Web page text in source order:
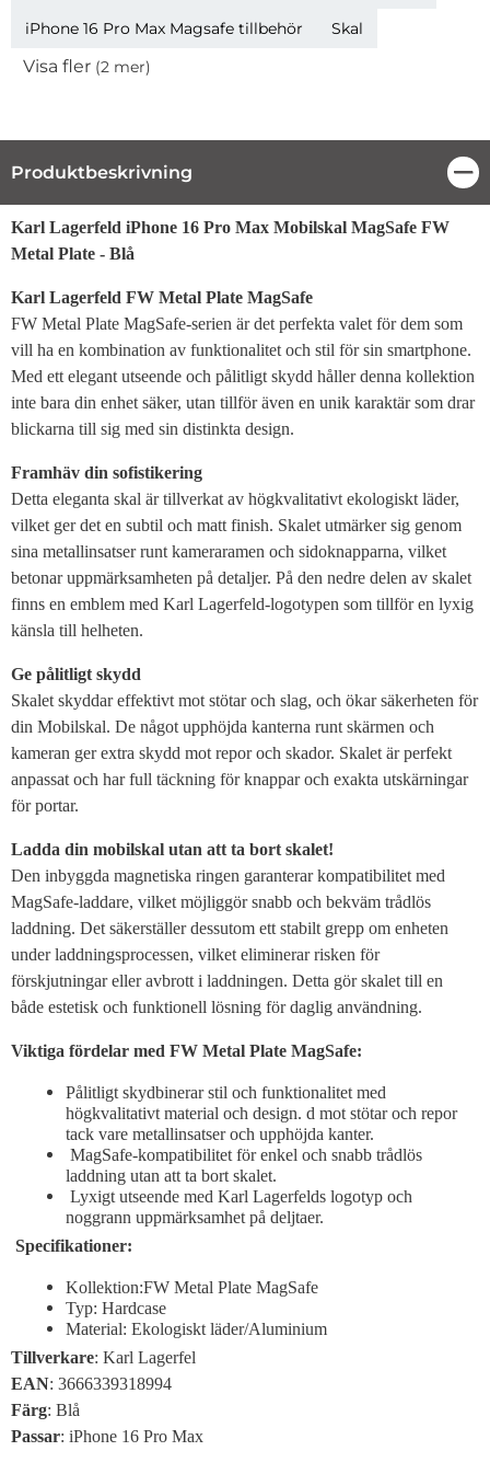
iPhone 16 Pro Max Magsafe tillbehör
Skal
Visa fler (2 mer)
Produktbeskrivning
Produktbeskrivning
Karl Lagerfeld iPhone 16 Pro Max Mobilskal MagSafe FW
Metal Plate - Blå
Karl Lagerfeld FW Metal Plate MagSafe
FW Metal Plate MagSafe-serien är det perfekta valet för dem som
vill ha en kombination av funktionalitet och stil för sin smartphone.
Med ett elegant utseende och pålitligt skydd håller denna kollektion
inte bara din enhet säker, utan tillför även en unik karaktär som drar
blickarna till sig med sin distinkta design.
Framhäv din sofistikering
Detta eleganta skal är tillverkat av högkvalitativt ekologiskt läder,
vilket ger det en subtil och matt finish. Skalet utmärker sig genom
sina metallinsatser runt kameraramen och sidoknapparna, vilket
betonar uppmärksamheten på detaljer. På den nedre delen av skalet
finns en emblem med Karl Lagerfeld-logotypen som tillför en lyxig
känsla till helheten.
Ge pålitligt skydd
Skalet skyddar effektivt mot stötar och slag, och ökar säkerheten för
din Mobilskal. De något upphöjda kanterna runt skärmen och
kameran ger extra skydd mot repor och skador. Skalet är perfekt
anpassat och har full täckning för knappar och exakta utskärningar
för portar.
Ladda din mobilskal utan att ta bort skalet!
Den inbyggda magnetiska ringen garanterar kompatibilitet med
MagSafe-laddare, vilket möjliggör snabb och bekväm trådlös
laddning. Det säkerställer dessutom ett stabilt grepp om enheten
under laddningsprocessen, vilket eliminerar risken för
förskjutningar eller avbrott i laddningen. Detta gör skalet till en
både estetisk och funktionell lösning för daglig användning.
Viktiga fördelar med FW Metal Plate MagSafe:
Pålitligt skydbinerar stil och funktionalitet med
högkvalitativt material och design. d mot stötar och repor
tack vare metallinsatser och upphöjda kanter.
MagSafe-kompatibilitet för enkel och snabb trådlös
laddning utan att ta bort skalet.
Lyxigt utseende med Karl Lagerfelds logotyp och
noggrann uppmärksamhet på deljtaer.
Specifikationer:
Kollektion:FW Metal Plate MagSafe
Typ: Hardcase
Material: Ekologiskt läder/Aluminium
Tillverkare: Karl Lagerfel
EAN: 3666339318994
Färg: Blå
Passar: iPhone 16 Pro Max